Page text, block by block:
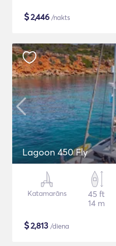
$2,446 /nakts
Lagoon 450 Fly
Katamarāns
45 ft
14 m
$2,813 /diena